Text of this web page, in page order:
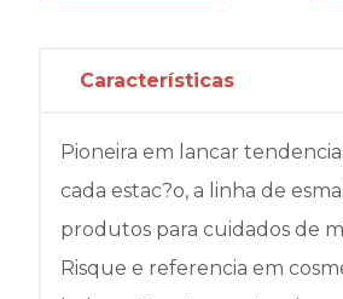
Características
Pioneira em lancar
cada estac?o, a linha de
produtos para cuidados de
Risque e referencia em